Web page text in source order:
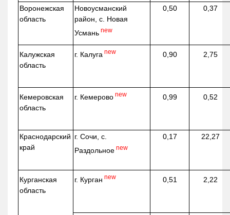
Воронежская
область
Новоусманский
район, с. Новая
Усмань new
0,50 0,37
Калужская
область
г. Калуга new 0,90 2,75
Кемеровская
область
г. Кемерово new 0,99 0,52
Краснодарский
край
г. Сочи, с.
Раздольное new
0,17 22,27
Курганская
область
г. Курган new 0,51 2,22